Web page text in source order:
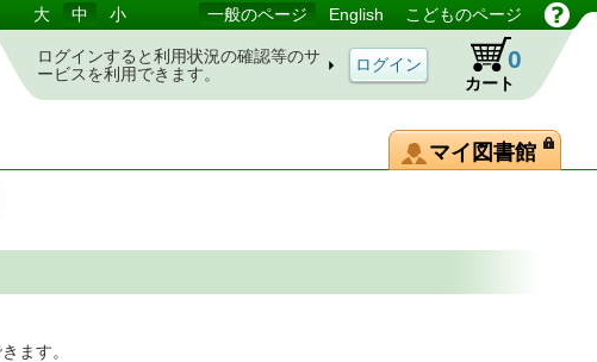
大 中 小 一般のページ English こどものページ
ログインすると利用状況の確認等のサ
ービスを利用できます。
カート
0
マイ図書館
ます。